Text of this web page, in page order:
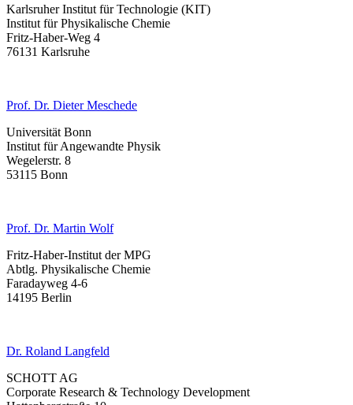
Karlsruher Institut für Technologie (KIT)
Institut für Physikalische Chemie
Fritz-Haber-Weg 4
76131 Karlsruhe
Prof. Dr. Dieter Meschede
Universität Bonn
Institut für Angewandte Physik
Wegelerstr. 8
53115 Bonn
Prof. Dr. Martin Wolf
Fritz-Haber-Institut der MPG
Abtlg. Physikalische Chemie
Faradayweg 4-6
14195 Berlin
Dr. Roland Langfeld
SCHOTT AG
Corporate Research & Technology Development